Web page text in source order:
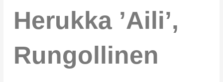
Herukka ’Aili’,
Rungollinen